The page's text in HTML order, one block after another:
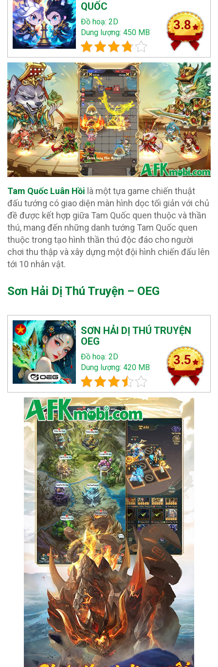
QUỐC
Đồ hoạ: 2D
Dung lượng: 450 MB
3.8
Tam Quốc Luân Hồi là một tựa game chiến thuật
đấu tướng có giao diện màn hình dọc tối giản với chủ
đề được kết hợp giữa Tam Quốc quen thuộc và thần
thú, mang đến những danh tướng Tam Quốc quen
thuộc trong tạo hình thần thú độc đáo cho người
chơi thu thập và xây dựng một đội hình chiến đấu lên
tới 10 nhân vật.
Sơn Hải Dị Thú Truyện – OEG
SƠN HẢI DỊ THÚ TRUYỆN
OEG
Đồ hoạ: 2D
Dung lượng: 420 MB
3.5